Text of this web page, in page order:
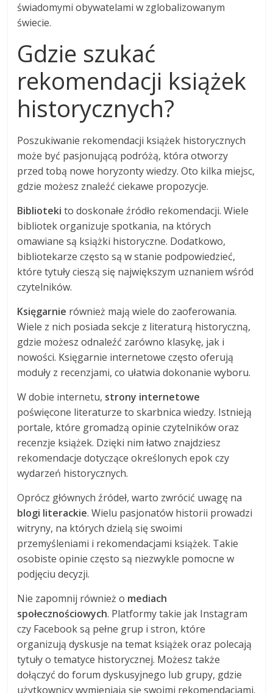
świadomymi obywatelami w zglobalizowanym
świecie.
Gdzie szukać
rekomendacji książek
historycznych?
Poszukiwanie rekomendacji książek historycznych
może być pasjonującą podróżą, która otworzy
przed tobą nowe horyzonty wiedzy. Oto kilka miejsc,
gdzie możesz znaleźć ciekawe propozycje.
Biblioteki to doskonałe źródło rekomendacji. Wiele
bibliotek organizuje spotkania, na których
omawiane są książki historyczne. Dodatkowo,
bibliotekarze często są w stanie podpowiedzieć,
które tytuły cieszą się największym uznaniem wśród
czytelników.
Księgarnie również mają wiele do zaoferowania.
Wiele z nich posiada sekcje z literaturą historyczną,
gdzie możesz odnaleźć zarówno klasykę, jak i
nowości. Księgarnie internetowe często oferują
moduły z recenzjami, co ułatwia dokonanie wyboru.
W dobie internetu, strony internetowe
poświęcone literaturze to skarbnica wiedzy. Istnieją
portale, które gromadzą opinie czytelników oraz
recenzje książek. Dzięki nim łatwo znajdziesz
rekomendacje dotyczące określonych epok czy
wydarzeń historycznych.
Oprócz głównych źródeł, warto zwrócić uwagę na
blogi literackie. Wielu pasjonatów historii prowadzi
witryny, na których dzielą się swoimi
przemyśleniami i rekomendacjami książek. Takie
osobiste opinie często są niezwykle pomocne w
podjęciu decyzji.
Nie zapomnij również o mediach
społecznościowych. Platformy takie jak Instagram
czy Facebook są pełne grup i stron, które
organizują dyskusje na temat książek oraz polecają
tytuły o tematyce historycznej. Możesz także
dołączyć do forum dyskusyjnego lub grupy, gdzie
użytkownicy wymieniają się swoimi rekomendacjami.